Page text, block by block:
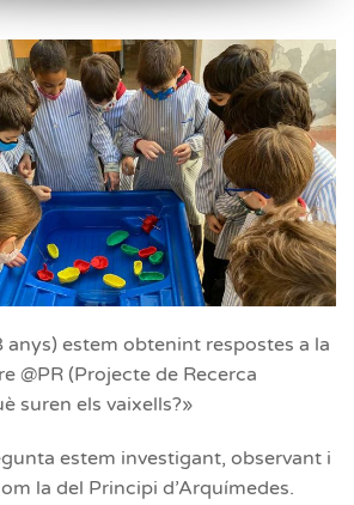
anys) estem obtenint respostes a la
@PR (Projecte de Recerca
suren els vaixells?»
estem investigant, observant i
la del Principi d’Arquímedes.